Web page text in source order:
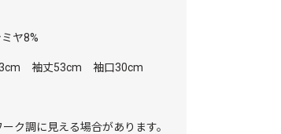
ヤ8%
袖丈53cm 袖口30cm
ク調に見える場合があります。